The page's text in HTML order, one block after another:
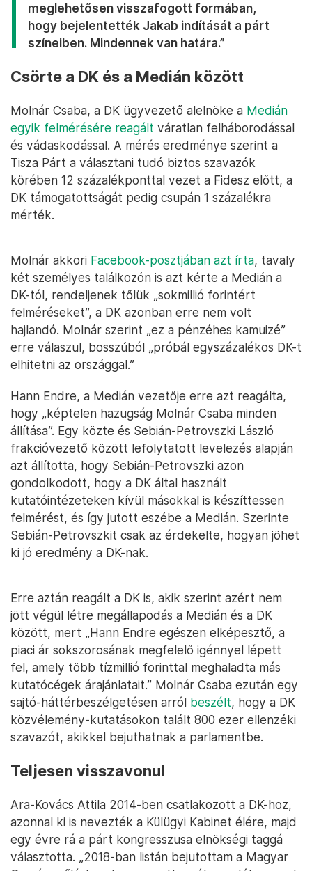
meglehetősen visszafogott formában,
hogy bejelentették Jakab indítását a párt
színeiben. Mindennek van határa.”
Csörte a DK és a Medián között
Molnár Csaba, a DK ügyvezető alelnöke a Medián
egyik felmérésére reagált váratlan felháborodással
és vádaskodással. A mérés eredménye szerint a
Tisza Párt a választani tudó biztos szavazók
körében 12 százalékponttal vezet a Fidesz előtt, a
DK támogatottságát pedig csupán 1 százalékra
mérték.
Molnár akkori Facebook-posztjában azt írta, tavaly
két személyes találkozón is azt kérte a Medián a
DK-tól, rendeljenek tőlük „sokmillió forintért
felméréseket”, a DK azonban erre nem volt
hajlandó. Molnár szerint „ez a pénzéhes kamuizé”
erre válaszul, bosszúból „próbál egyszázalékos DK-t
elhitetni az országgal.”
Hann Endre, a Medián vezetője erre azt reagálta,
hogy „képtelen hazugság Molnár Csaba minden
állítása”. Egy közte és Sebián-Petrovszki László
frakcióvezető között lefolytatott levelezés alapján
azt állította, hogy Sebián-Petrovszki azon
gondolkodott, hogy a DK által használt
kutatóintézeteken kívül másokkal is készíttessen
felmérést, és így jutott eszébe a Medián. Szerinte
Sebián-Petrovszkit csak az érdekelte, hogyan jöhet
ki jó eredmény a DK-nak.
Erre aztán reagált a DK is, akik szerint azért nem
jött végül létre megállapodás a Medián és a DK
között, mert „Hann Endre egészen elképesztő, a
piaci ár sokszorosának megfelelő igénnyel lépett
fel, amely több tízmillió forinttal meghaladta más
kutatócégek árajánlatait.” Molnár Csaba ezután egy
sajtó-háttérbeszélgetésen arról beszélt, hogy a DK
közvélemény-kutatásokon talált 800 ezer ellenzéki
szavazót, akikkel bejuthatnak a parlamentbe.
Teljesen visszavonul
Ara-Kovács Attila 2014-ben csatlakozott a DK-hoz,
azonnal ki is nevezték a Külügyi Kabinet élére, majd
egy évre rá a párt kongresszusa elnökségi taggá
választotta. „2018-ban listán bejutottam a Magyar